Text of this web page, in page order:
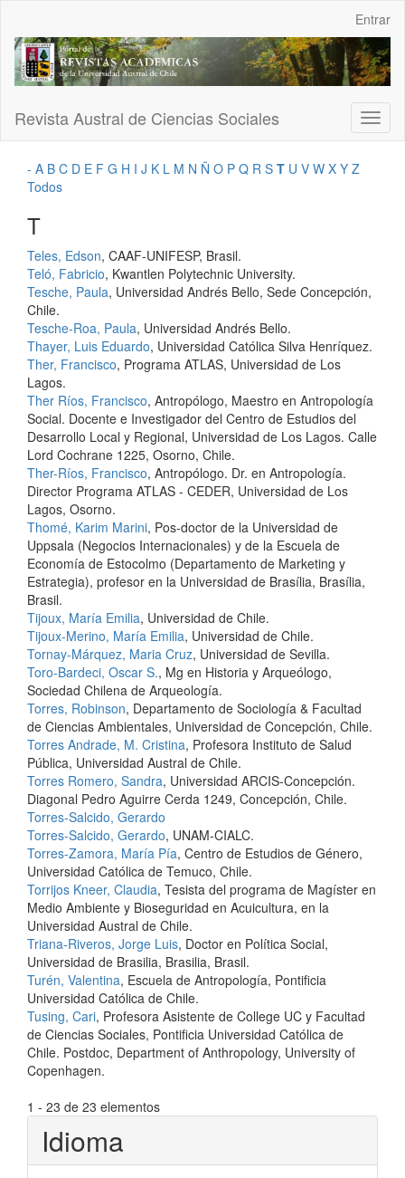
Contenido
principal
Barra
Entrar
Revista Austral de Ciencias Sociales
- A B C D E F G H I J K L M N Ñ O P Q R S T U V W X Y Z
Todos
T
Teles, Edson, CAAF-UNIFESP, Brasil.
Teló, Fabricio, Kwantlen Polytechnic University.
Tesche, Paula, Universidad Andrés Bello, Sede Concepción,
Chile.
Tesche-Roa, Paula, Universidad Andrés Bello.
Thayer, Luis Eduardo, Universidad Católica Silva Henríquez.
Ther, Francisco, Programa ATLAS, Universidad de Los
Lagos.
Ther Ríos, Francisco, Antropólogo, Maestro en Antropología
Social. Docente e Investigador del Centro de Estudios del
Desarrollo Local y Regional, Universidad de Los Lagos. Calle
Lord Cochrane 1225, Osorno, Chile.
Ther-Ríos, Francisco, Antropólogo. Dr. en Antropología.
Director Programa ATLAS - CEDER, Universidad de Los
Lagos, Osorno.
Thomé, Karim Marini, Pos-doctor de la Universidad de
Uppsala (Negocios Internacionales) y de la Escuela de
Economía de Estocolmo (Departamento de Marketing y
Estrategia), profesor en la Universidad de Brasília, Brasília,
Brasil.
Tijoux, María Emilia, Universidad de Chile.
Tijoux-Merino, María Emilia, Universidad de Chile.
Tornay-Márquez, Maria Cruz, Universidad de Sevilla.
Toro-Bardeci, Oscar S., Mg en Historia y Arqueólogo,
Sociedad Chilena de Arqueología.
Torres, Robinson, Departamento de Sociología & Facultad
de Ciencias Ambientales, Universidad de Concepción, Chile.
Torres Andrade, M. Cristina, Profesora Instituto de Salud
Pública, Universidad Austral de Chile.
Torres Romero, Sandra, Universidad ARCIS-Concepción.
Diagonal Pedro Aguirre Cerda 1249, Concepción, Chile.
Torres-Salcido, Gerardo
Torres-Salcido, Gerardo, UNAM-CIALC.
Torres-Zamora, María Pía, Centro de Estudios de Género,
Universidad Católica de Temuco, Chile.
Torrijos Kneer, Claudia, Tesista del programa de Magíster en
Medio Ambiente y Bioseguridad en Acuicultura, en la
Universidad Austral de Chile.
Triana-Riveros, Jorge Luis, Doctor en Política Social,
Universidad de Brasilia, Brasilia, Brasil.
Turén, Valentina, Escuela de Antropología, Pontificia
Universidad Católica de Chile.
Tusing, Cari, Profesora Asistente de College UC y Facultad
de Ciencias Sociales, Pontificia Universidad Católica de
Chile. Postdoc, Department of Anthropology, University of
Copenhagen.
1 - 23 de 23 elementos
Idioma